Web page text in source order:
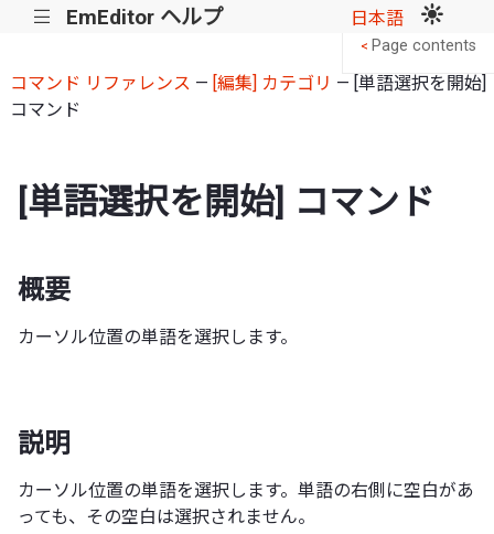
||| EmEditor ヘルプ 日本語
コマンド リファレンス — [編集] カテゴリ — [単語選択を開始]
コマンド
[単語選択を開始] コマンド
概要
カーソル位置の単語を選択します。
説明
カーソル位置の単語を選択します。単語の右側に空白があ
っても、その空白は選択されません。
< Page contents